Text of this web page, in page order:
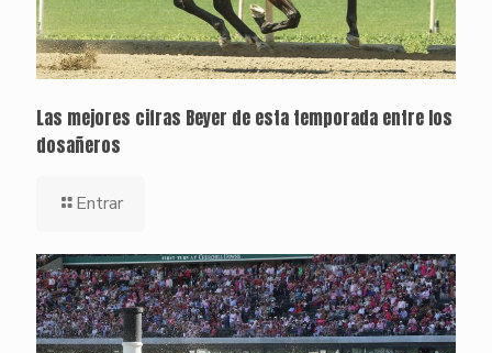
Las mejores cifras Beyer de esta temporada entre los
dosañeros
Entrar